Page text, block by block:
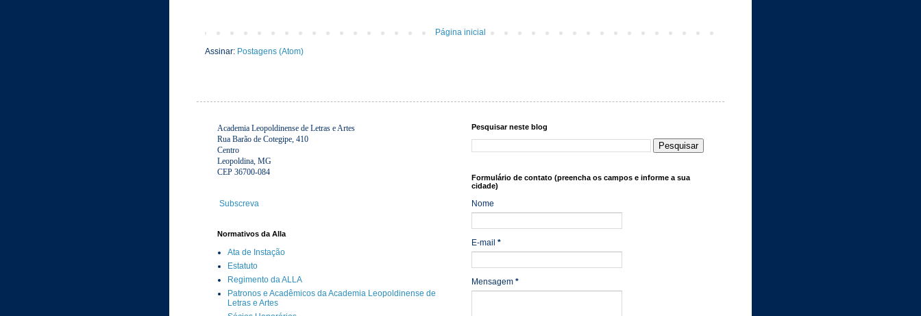
Página inicial
Assinar: Postagens (Atom)
Academia Leopoldinense de Letras e Artes
Rua Barão de Cotegipe, 410
Centro
Leopoldina, MG
CEP 36700-084
Subscreva
Normativos da Alla
Ata de Instação
Estatuto
Regimento da ALLA
Patronos e Acadêmicos da Academia Leopoldinense de
Letras e Artes
Pesquisar neste blog
Formulário de contato (preencha os campos e informe a sua
cidade)
Nome
E-mail *
Mensagem *